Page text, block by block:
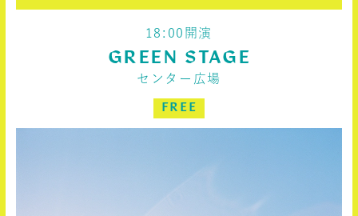
18:00開演
GREEN STAGE
センター広場
FREE